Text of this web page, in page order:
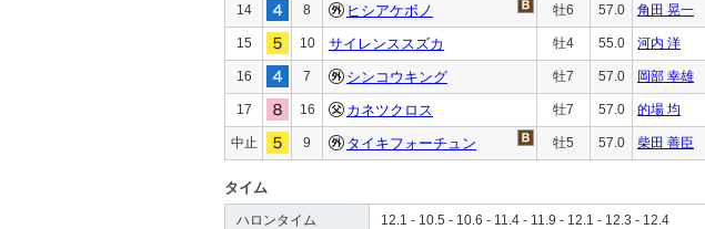
14 8 ヒシアケボノ 牡6 57.0 角田 晃一
15 10 サイレンススズカ 牡4 55.0 河内 洋
16 7 シンコウキング 牡7 57.0 岡部 幸雄
17 16 カネツクロス 牡7 57.0 的場 均
中止 9 タイキフォーチュン 牡5 57.0 柴田 善臣
タイム
ハロンタイム 12.1 - 10.5 - 10.6 - 11.4 - 11.9 - 12.1 - 12.3 - 12.4